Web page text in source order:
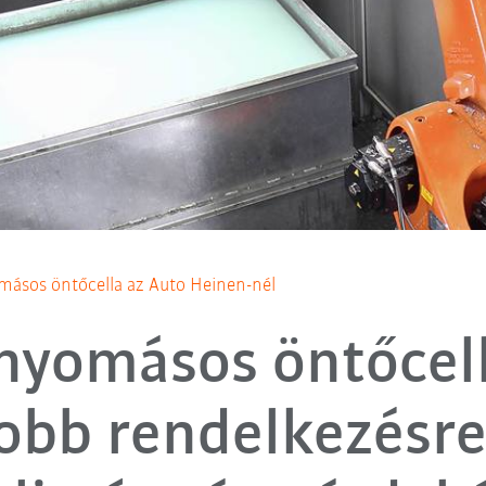
öntőcella az Auto Heinen-nél